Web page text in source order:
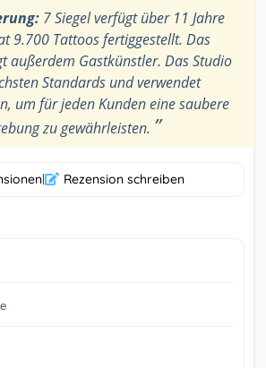
7 Siegel verfügt über 11 Jahre
9.700 Tattoos fertiggestellt. Das
außerdem Gastkünstler. Das Studio
Standards und verwendet
um für jeden Kunden eine saubere
zu gewährleisten. ”
| Rezension schreiben